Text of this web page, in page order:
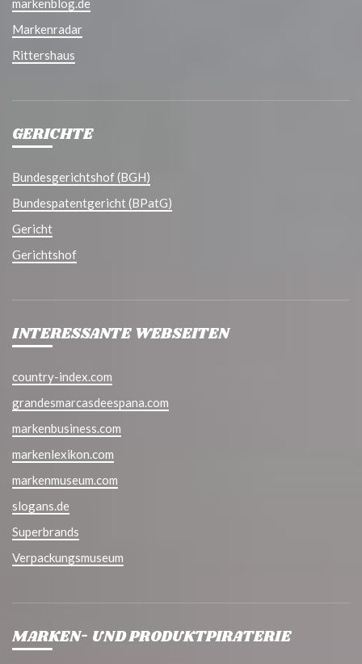
markenblog.de
Markenradar
Rittershaus
GERICHTE
Bundesgerichtshof (BGH)
Bundespatentgericht (BPatG)
Gericht
Gerichtshof
INTERESSANTE WEBSEITEN
country-index.com
grandesmarcasdeespana.com
markenbusiness.com
markenlexikon.com
markenmuseum.com
slogans.de
Superbrands
Verpackungsmuseum
MARKEN- UND PRODUKTPIRATERIE